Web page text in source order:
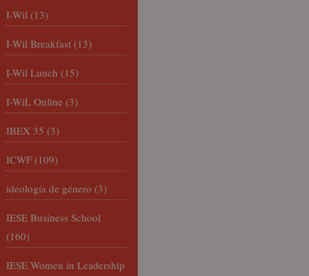
I-Wil (13)
I-Wil Breakfast (13)
I-Wil Lunch (15)
I-WiL Online (3)
IBEX 35 (3)
ICWF (109)
ideología de género (3)
IESE Business School
(160)
IESE Women in Leadership